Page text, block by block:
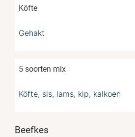
Köfte
Gehakt
5 soorten mix
Köfte, sis, lams, kip, kalkoen
Beefkes